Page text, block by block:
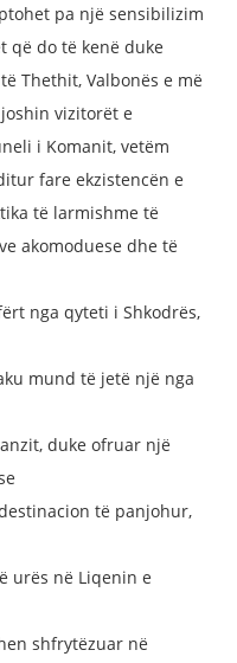
pa një sensibilizim
që do të kenë duke
Thethit, Valbonës e më
vizitorët e
i Komanit, vetëm
fare ekzistencën e
të larmishme të
akomoduese dhe të
nga qyteti i Shkodrës,
mund të jetë një nga
duke ofruar një
të panjohur,
urës në Liqenin e
shfrytëzuar në